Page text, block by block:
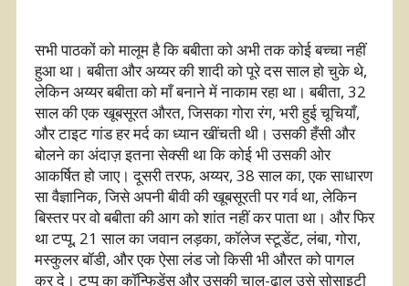
सभी पाठकों को मालूम है कि बबीता को अभी तक कोई बच्चा नहीं
हुआ था। बबीता और अय्यर की शादी को पूरे दस साल हो चुके थे,
लेकिन अय्यर बबीता को माँ बनाने में नाकाम रहा था। बबीता, 32
साल की एक खूबसूरत औरत, जिसका गोरा रंग, भरी हुई चूचियाँ,
और टाइट गांड हर मर्द का ध्यान खींचती थी। उसकी हँसी और
बोलने का अंदाज़ इतना सेक्सी था कि कोई भी उसकी ओर
आकर्षित हो जाए। दूसरी तरफ, अय्यर, 38 साल का, एक साधारण
सा वैज्ञानिक, जिसे अपनी बीवी की खूबसूरती पर गर्व था, लेकिन
बिस्तर पर वो बबीता की आग को शांत नहीं कर पाता था। और फिर
था टप्पू, 21 साल का जवान लड़का, कॉलेज स्टूडेंट, लंबा, गोरा,
मस्कुलर बॉडी, और एक ऐसा लंड जो किसी भी औरत को पागल
कर दे। टप्पू का कॉन्फिडेंस और उसकी चाल-ढाल उसे सोसाइटी